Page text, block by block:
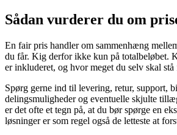
Sådan vurderer du om
En fair pris handler om sammenhæng
du får. Kig derfor ikke kun på totalbeløbet.
er inkluderet, og hvor meget du selv skal stå
Spørg gerne ind til levering, retur, support,
delingsmuligheder og eventuelle skjulte
er det ofte et tegn på, at du bør spørge en
løsninger er som regel også de letteste at